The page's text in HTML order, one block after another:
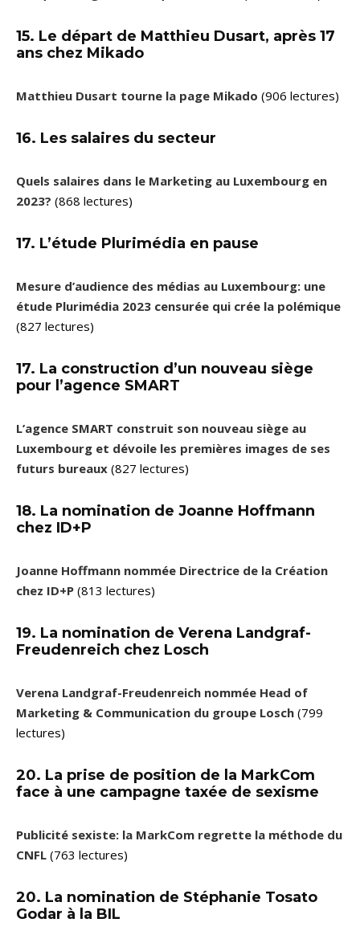
15. Le départ de Matthieu Dusart, après 17
ans chez Mikado
Matthieu Dusart tourne la page Mikado (906 lectures)
16. Les salaires du secteur
Quels salaires dans le Marketing au Luxembourg en
2023? (868 lectures)
17. L’étude Plurimédia en pause
Mesure d’audience des médias au Luxembourg: une
étude Plurimédia 2023 censurée qui crée la polémique
(827 lectures)
17. La construction d’un nouveau siège
pour l’agence SMART
L’agence SMART construit son nouveau siège au
Luxembourg et dévoile les premières images de ses
futurs bureaux (827 lectures)
18. La nomination de Joanne Hoffmann
chez ID+P
Joanne Hoffmann nommée Directrice de la Création
chez ID+P (813 lectures)
19. La nomination de Verena Landgraf-
Freudenreich chez Losch
Verena Landgraf-Freudenreich nommée Head of
Marketing & Communication du groupe Losch (799
lectures)
20. La prise de position de la MarkCom
face à une campagne taxée de sexisme
Publicité sexiste: la MarkCom regrette la méthode du
CNFL (763 lectures)
20. La nomination de Stéphanie Tosato
Godar à la BIL